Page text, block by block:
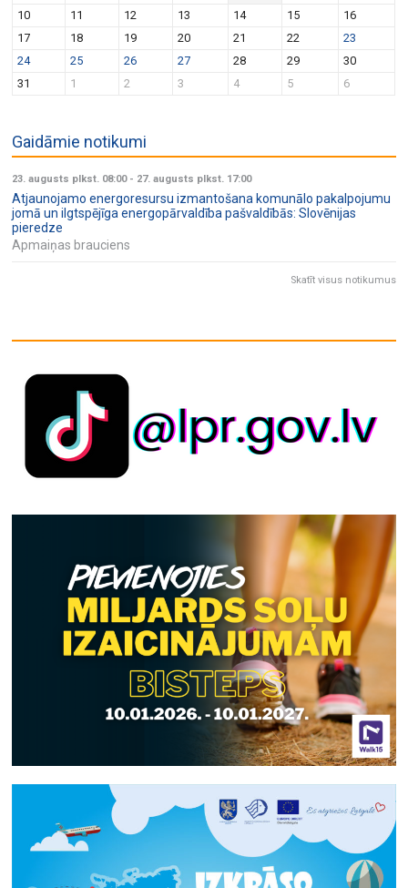
g
a
t
n
10
11 12 13 14 15
16
17
18 19 20 21 22
23
24
25 26 27 28 29
30
31
1 2 3 4 5 6
Gaidāmie notikumi
23. augusts plkst. 08:00- 27. augusts plkst. 17:00
Atjaunojamo energoresursu izmantošana komunālo pakalpojumu
jomā un ilgtspējīga energopārvaldība pašvaldībās: Slovēnijas
pieredze
Apmaiņas brauciens
Skatīt visus notikumus